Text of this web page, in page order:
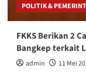
POLITIK &
FKKS Berikan 2
Bangkep terkait
admin 11 Mei